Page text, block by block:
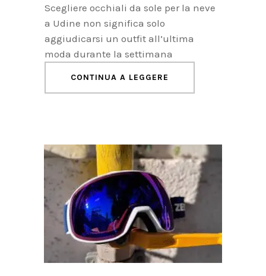
Scegliere occhiali da sole per la neve
a Udine non significa solo
aggiudicarsi un outfit all’ultima
moda durante la settimana
CONTINUA A LEGGERE